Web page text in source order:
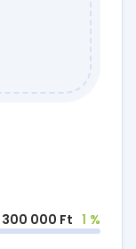
300 000 Ft 1 %